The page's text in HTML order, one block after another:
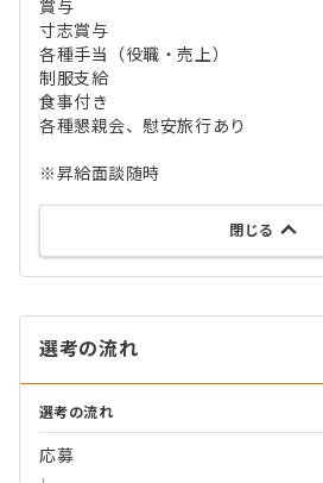
賞与
寸志賞与
各種手当（役職・売上）
制服支給
食事付き
各種懇親会、慰安旅行あり
※昇給面談随時
閉じる
選考の流れ
選考の流れ
応募